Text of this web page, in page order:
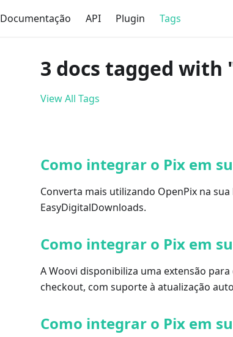
Documentação API Plugin Tags
3 docs tagged with
View All Tags
Como integrar o Pix em
Converta mais utilizando OpenPix na
EasyDigitalDownloads.
Como integrar o Pix em
A Woovi disponibiliza uma extensão
checkout, com suporte à atualização
Como integrar o Pix em